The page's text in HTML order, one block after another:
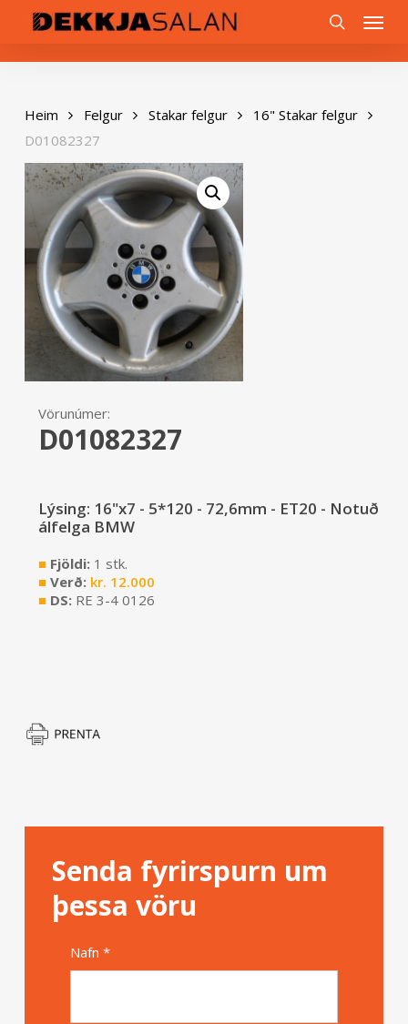
content
Menu
Heim Felgur Stakar felgur
16" Stakar felgur
D01082327
Vörunúmer:
D01082327
Lýsing: 16"x7 - 5*120 - 72,6mm - ET20 - Notuð
álfelga BMW
■Fjöldi: 1 stk.
■Verð: kr. 12.000
■DS: RE 3-4 0126
Senda fyrirspurn um
þessa vöru
Nafn *